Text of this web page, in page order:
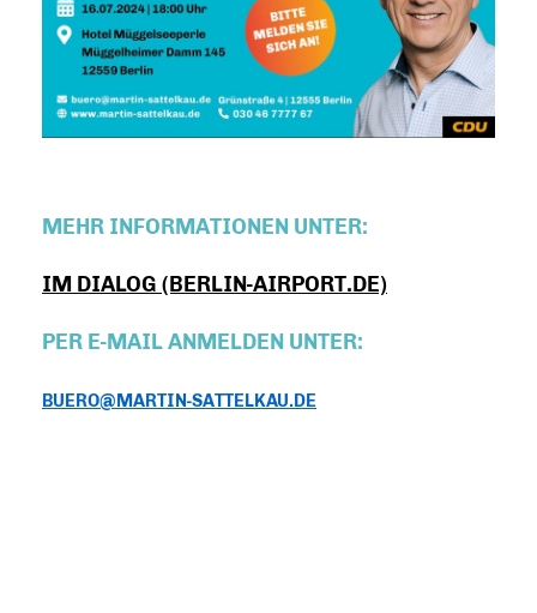
MEHR INFORMATIONEN UNTER:
IM DIALOG (BERLIN-AIRPORT.DE)
PER E-MAIL ANMELDEN UNTER:
BUERO@MARTIN-SATTELKAU.DE